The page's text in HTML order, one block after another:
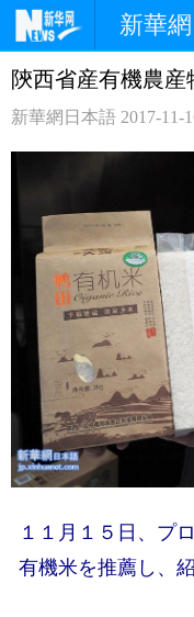
新華
ホームページ
中日対訳
陝西省産有機農
新華網日本語 2017-11-
１１月１５日、プ
有機米を推薦し、